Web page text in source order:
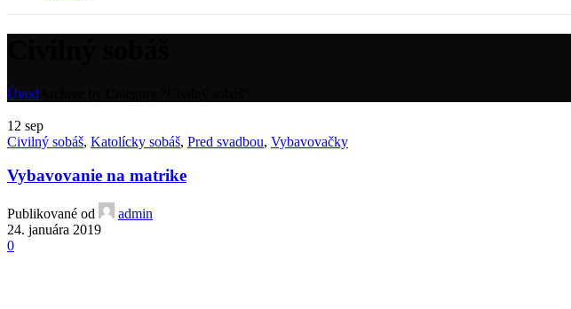
Úvod
12 sep
Civilný sobáš, Katolícky sobáš, Pred svadbou, Vybavovačky
Vybavovanie na matrike
Publikované od
admin
24. januára 2019
0